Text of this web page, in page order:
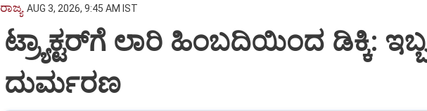
ರಾಜ್ಯ AUG 3, 2026, 9:45 AM IST
ಟ್ರ್ಯಾಕ್ಟರ್‌ಗೆ ಲಾರಿ ಹಿಂಬದಿಯಿಂದ ಡಿಕ್ಕಿ:
ದುರ್ಮರಣ